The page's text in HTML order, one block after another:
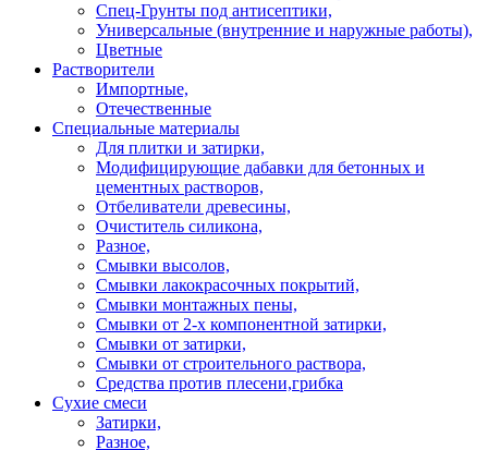
Спец-Грунты под антисептики,
Универсальные (внутренние и наружные работы),
Цветные
Растворители
Импортные,
Отечественные
Специальные материалы
Для плитки и затирки,
Модифицирующие дабавки для бетонных и
цементных растворов,
Отбеливатели древесины,
Очиститель силикона,
Разное,
Смывки высолов,
Смывки лакокрасочных покрытий,
Смывки монтажных пены,
Смывки от 2-х компонентной затирки,
Смывки от затирки,
Смывки от строительного раствора,
Средства против плесени,грибка
Сухие смеси
Затирки,
Разное,